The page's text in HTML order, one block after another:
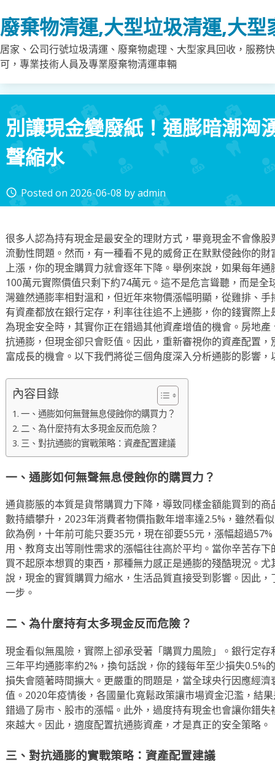
to
content
廢棄物清運,大型垃圾清運,大
居家、公司行號垃圾清運、廢棄物處理、大型家具回收，服務
可，專業技術人員及專業廢棄物清運車輛
別讓現金變廢紙！通膨暗潮洶
聲縮水
access_time Posted on 2026-06-08 byadmin
很多人認為持有現金是最安全的理財方式，畢竟現金不會像
流動性問題。然而，有一種看不見的威脅正在默默侵蝕你的
上漲，你的現金購買力就會逐年下降。舉例來說，如果每年
100萬元實際價值只剩下約74萬元。這不是危言聳聽，而是
灣雖然通膨率相對溫和，但近年來物價漲幅明顯，從雞排、
有資產都放在銀行定存，利率往往追不上通膨，你的錢實際
為現金安全時，其實你正在錯過其他資產增值的機會。房地
抗通膨，但現金卻只會貶值。因此，重新審視你的資產配置
富成長的機會。以下我們將從三個角度深入分析通膨的影響
內容目錄
一、通膨如何無聲無息侵蝕你的購買力？
二、為什麼持有太多現金反而危險？
三、對抗通膨的實戰策略：資產配置建議
一、通膨如何無聲無息侵蝕你的購買力？
通貨膨脹的本質是貨幣購買力下降，導致同樣金額能買到的
數持續攀升，2023年消費者物價指數年增率達2.5%，雖然看
飲為例，十年前可能只要35元，現在卻要55元，漲幅超過
用、教育支出等剛性需求的漲幅往往高於平均。當你辛苦存
買不起原本想買的東西，那種無力感正是通膨的殘酷現況。
說，現金的實質購買力縮水，生活品質直接受到影響。因此
一步。
二、為什麼持有太多現金反而危險？
現金看似無風險，實際上卻承受著「購買力風險」。銀行定
三年平均通膨率約2%，換句話說，你的錢每年至少損失0.5%
損失會隨著時間擴大。更嚴重的問題是，當全球央行因應經
值。2020年疫情後，各國量化寬鬆政策讓市場資金氾濫，結
錯過了房市、股市的漲幅。此外，過度持有現金也會讓你錯
來越大。因此，適度配置抗通膨資產，才是真正的安全策略。
三、對抗通膨的實戰策略：資產配置建議